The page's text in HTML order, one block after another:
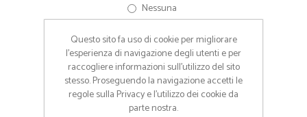
Nessuna
Stampa a 1 colore
Stampa a colori
Altro (Richiedi preventivo)
Questo sito fa uso di cookie per migliorare
l’esperienza di navigazione degli utenti e per
raccogliere informazioni sull’utilizzo del sito
stesso. Proseguendo la navigazione accetti le
regole sulla Privacy e l'utilizzo dei cookie da
parte nostra.